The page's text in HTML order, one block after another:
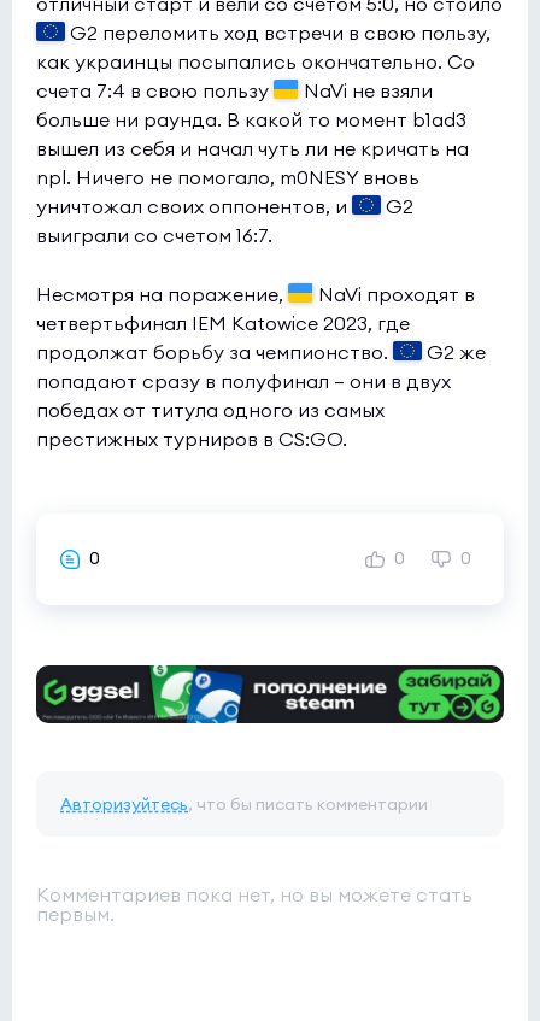
G2 переломить ход встречи в свою пользу,
как украинцы посыпались окончательно. Со
счета 7:4 в свою пользу
NaVi не взяли
больше ни раунда. В какой то момент b1ad3
вышел из себя и начал чуть ли не кричать на
npl. Ничего не помогало, m0NESY вновь
уничтожал своих оппонентов, и
G2
выиграли со счетом 16:7.
Несмотря на поражение,
NaVi проходят в
четвертьфинал IEM Katowice 2023, где
продолжат борьбу за чемпионство.
G2 же
попадают сразу в полуфинал — они в двух
победах от титула одного из самых
престижных турниров в CS:GO.
0 0 0
Авторизуйтесь, что бы писать комментарии
Комментариев пока нет, но вы можете стать
первым.